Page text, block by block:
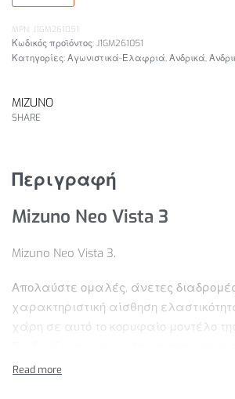
MPN: J1GM261051
J1GM261051
Κατηγορίες: Αγωνιστικά-Ελαφριά, Ανδρικά,
MIZUNO
SHARE
Περιγραφή
Mizuno Neo Vista 3
Mizuno Neo Vista 3.
Απολαύστε ομαλές, άνετες
χαρακτηριστική αίσθηση
χάρη σε αυτό το κορυφαίο μοντέλο
Mizuno Enerzy Nxt με έγχυση αζώτου